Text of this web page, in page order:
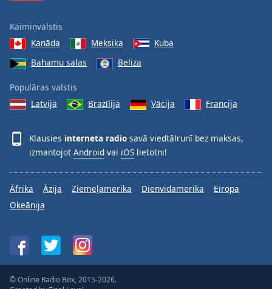
opens
settings
dialog
subtitles
off
selected
Audio
Picture-
Fullscreen
This
window.
Beginning
Kaimiņvalstis
Kanāda
Meksika
Kuba
Bahamu salas
Beliza
Populāras valstis
Latvija
Brazīlija Vācija Francija
Klausies interneta radio savā viedtālrunī bez maksas,
izmantojot Android vai iOS lietotni!
Āfrika Āzija Ziemeļamerika Dienvidamerika
Eiropa
Okeānija
© Online Radio Box, 2015-2026.